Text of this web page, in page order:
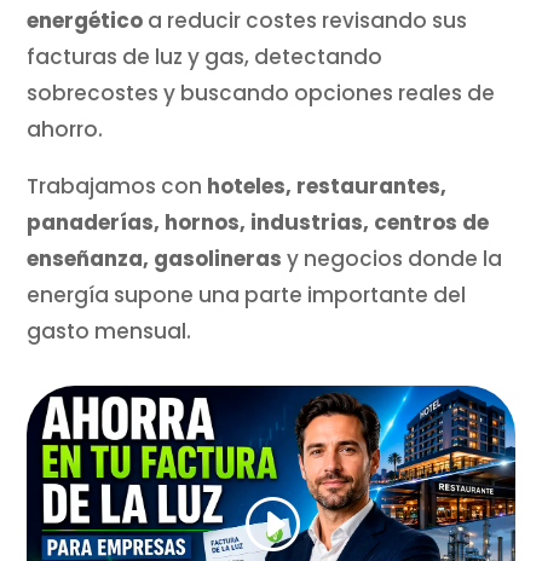
energético a reducir costes revisando sus
facturas de luz y gas, detectando
sobrecostes y buscando opciones reales de
ahorro.
Trabajamos con hoteles, restaurantes,
panaderías, hornos, industrias, centros de
enseñanza, gasolineras y negocios donde la
energía supone una parte importante del
gasto mensual.